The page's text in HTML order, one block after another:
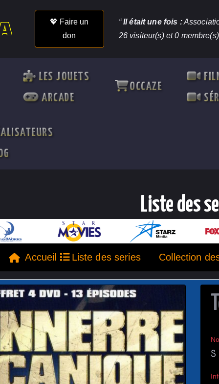
💖 Faire un
don
“Il était une fois :
26 visiteur(s) et 0
LES JOUETS
ARCADE
OCCAZE
Liste des
Accueil Liste des series Collection